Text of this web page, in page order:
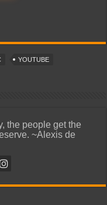
YOUTUBE
the people get the
~Alexis de